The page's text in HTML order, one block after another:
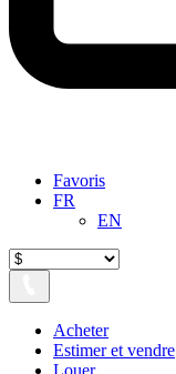
Favoris
FR
EN
Acheter
Estimer et vendre
Louer